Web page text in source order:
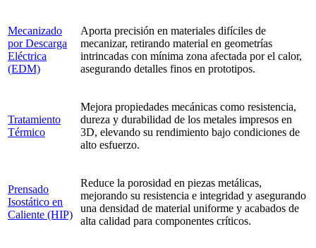
Mecanizado
por Descarga
Eléctrica
(EDM)
Aporta precisión en materiales difíciles de
mecanizar, retirando material en geometrías
intrincadas con mínima zona afectada por el calor,
asegurando detalles finos en prototipos.
Tratamiento
Térmico
Mejora propiedades mecánicas como resistencia,
dureza y durabilidad de los metales impresos en
3D, elevando su rendimiento bajo condiciones de
alto esfuerzo.
Prensado
Isostático en
Caliente (HIP)
Reduce la porosidad en piezas metálicas,
mejorando su resistencia e integridad y asegurando
una densidad de material uniforme y acabados de
alta calidad para componentes críticos.